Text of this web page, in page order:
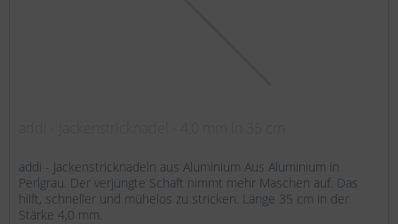
addi - Jackenstricknadeln aus Aluminium Aus Aluminium in
Perlgrau. Der verjüngte Schaft nimmt mehr Maschen auf. Das
hilft, schneller und mühelos zu stricken. Länge 35 cm in der
Stärke 4,0 mm.